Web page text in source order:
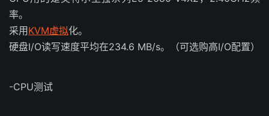
率。
采用 KVM虚拟化。
硬盘I/O读写速度平均在234.6 MB/s。（可选购高I/O配置）
-CPU测试